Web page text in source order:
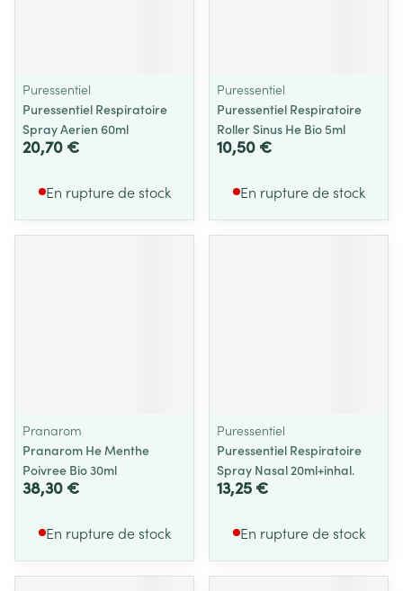
Puressentiel
Puressentiel Respiratoire
Spray Aerien 60ml
20,70 €
En rupture de stock
Puressentiel
Puressentiel Respiratoire
Roller Sinus He Bio 5ml
10,50 €
En rupture de stock
Pranarom
Pranarom He Menthe
Poivree Bio 30ml
38,30 €
En rupture de stock
Puressentiel
Puressentiel Respiratoire
Spray Nasal 20ml+inhal.
13,25 €
En rupture de stock